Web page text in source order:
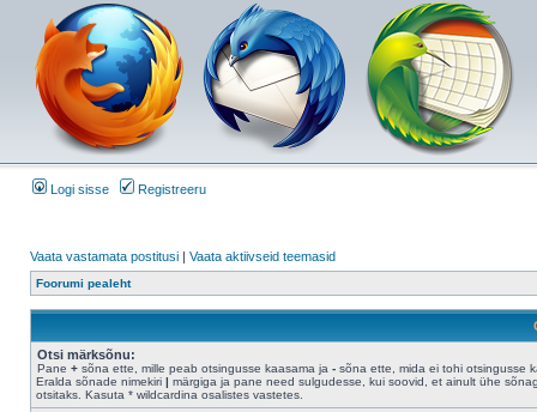
Logi sisse Registreeru
Vaata vastamata postitusi | Vaata aktiivseid teemasid
Foorumi pealeht
Otsi märksõnu:
Pane + sõna ette, mille peab otsingusse kaasama ja - sõna ette, mida ei tohi otsingusse
Eralda sõnade nimekiri | märgiga ja pane need sulgudesse, kui soovid, et ainult ühe
otsitaks. Kasuta * wildcardina osalistes vastetes.